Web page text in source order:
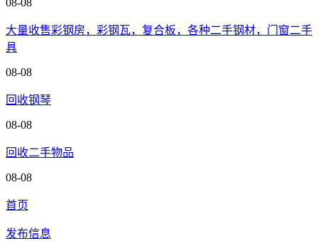
08-08
大量收售彩钢房，彩钢瓦，复合板，各种二手钢材，门窗二手
具
08-08
回收钢琴
08-08
回收二手物品
08-08
首页
发布信息